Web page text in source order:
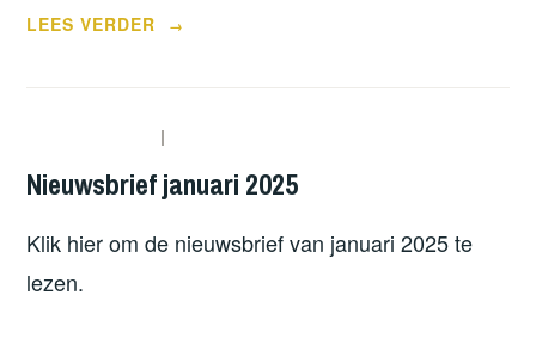
LEES VERDER
“TWEEDE
→
Nieuwsbrief januari 2025
Klik hier om de nieuwsbrief van januari 2025 te
lezen.